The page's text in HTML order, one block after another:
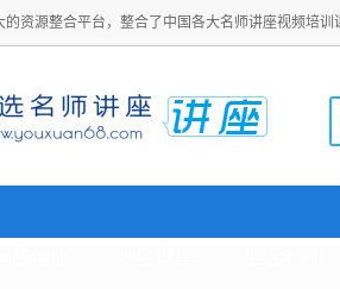
的资源整合平台，整合了中国各大名师讲座视频培